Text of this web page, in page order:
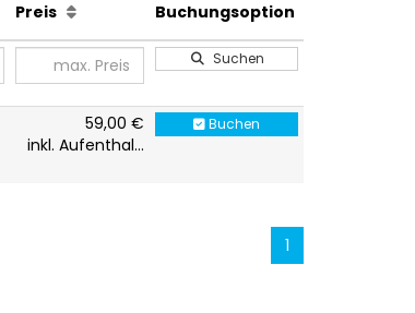
Preis Buchungsoption
Suchen
59,00 €
inkl. Aufenthal...
Buchen
1